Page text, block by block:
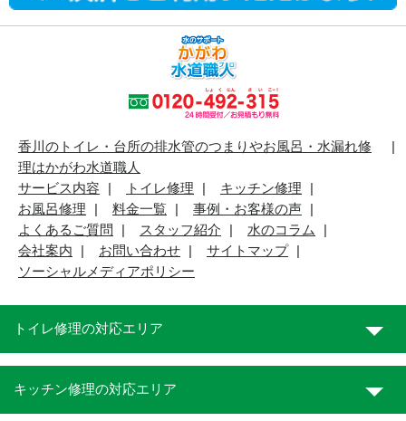
香川のトイレ・台所の排水管のつまりやお風呂・水漏れ修
理はかがわ水道職人
サービス内容
トイレ修理
キッチン修理
お風呂修理
料金一覧
事例・お客様の声
よくあるご質問
スタッフ紹介
水のコラム
会社案内
お問い合わせ
サイトマップ
ソーシャルメディアポリシー
トイレ修理の対応エリア
キッチン修理の対応エリア